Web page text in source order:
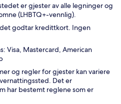
er gjester av alle legninger og
(LHBTQ+-vennlig).
godtar kredittkort. Ingen
Visa, Mastercard, American
og regler for gjester kan variere
Det er
har bestemt reglene som er